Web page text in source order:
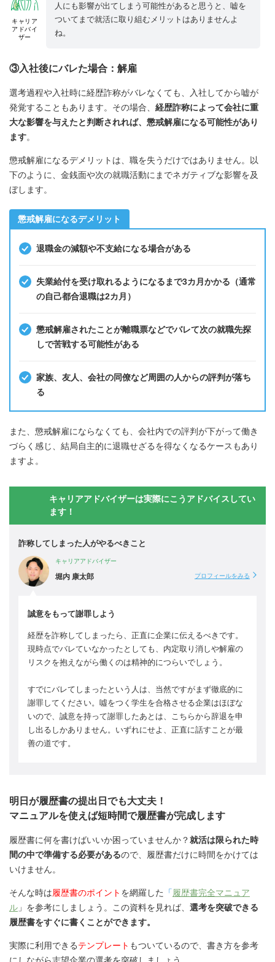
キャリア
アドバイ
ザー
人にも影響が出てしまう可能性があると思うと、嘘を
ついてまで就活に取り組むメリットはありませんよ
ね。
③入社後にバレた場合：解雇
選考過程や入社時に経歴詐称がバレなくても、入社してから嘘が
発覚することもあります。その場合、 経歴詐称によって会社に重
大な影響を与えたと判断されれば、懲戒解雇になる可能性があり
ます。
懲戒解雇になるデメリットは、職を失うだけではありません。以
下のように、金銭面や次の就職活動にまでネガティブな影響を及
ぼします。
懲戒解雇になるデメリット
退職金の減額や不支給になる場合がある
失業給付を受け取れるようになるまで3カ月かかる（通常
の自己都合退職は2カ月）
懲戒解雇されたことが離職票などでバレて次の就職先探
しで苦戦する可能性がある
家族、友人、会社の同僚など周囲の人からの評判が落ち
る
また、懲戒解雇にならなくても、会社内での評判が下がって働き
づらく感じ、結局自主的に退職せざるを得なくなるケースもあり
ますよ。
キャリアアドバイザーは実際にこうアドバイスしてい
ます！
詐称してしまった人がやるべきこと
キャリアアドバイザー
堀内 康太郎 プロフィールをみる
誠意をもって謝罪しよう
経歴を詐称してしまったら、正直に企業に伝えるべきです。
現時点でバレていなかったとしても、内定取り消しや解雇の
リスクを抱えながら働くのは精神的につらいでしょう。
すでにバレてしまったという人は、当然ですがまず徹底的に
謝罪してください。噓をつく学生を合格させる企業はほぼな
いので、誠意を持って謝罪したあとは、こちらから辞退を申
し出るしかありません。いずれにせよ、正直に話すことが最
善の道です。
明日が履歴書の提出日でも大丈夫！
マニュアルを使えば短時間で履歴書が完成します
履歴書に何を書けばいいか困っていませんか？就活は限られた時
間の中で準備する必要があるので、履歴書だけに時間をかけては
いけません。
そんな時は履歴書のポイント を網羅した 「履歴書完全マニュア
ル 」を参考にしましょう。この資料を見れば、 選考を突破できる
履歴書をすぐに書くことができます。
実際に利用できるテンプレート もついているので、書き方を参考